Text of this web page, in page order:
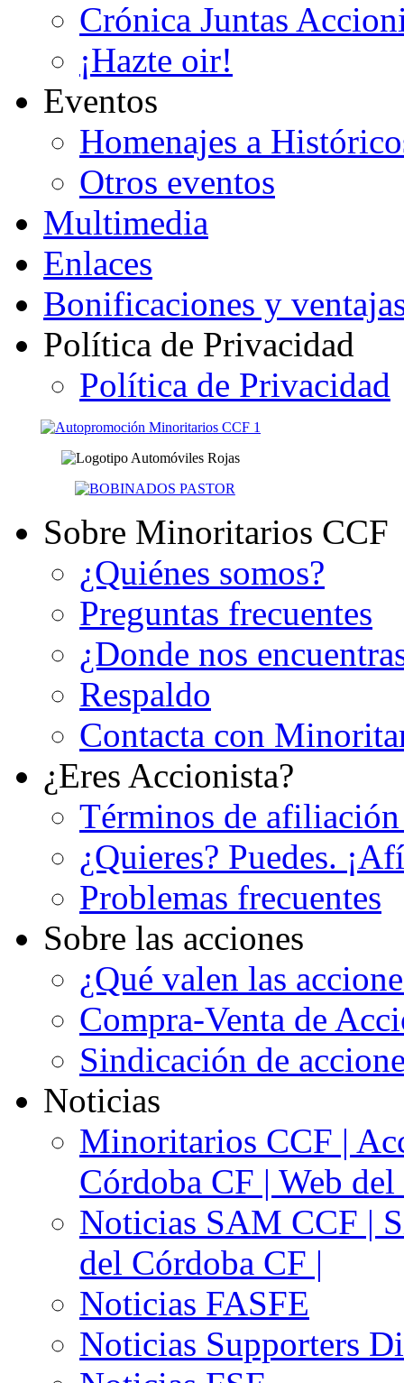
Crónica Juntas
¡Hazte oir!
Eventos
Homenajes a
Otros eventos
Multimedia
Enlaces
Bonificaciones y
Política de Privacidad
Política de Privacidad
Sobre Minoritarios CCF
¿Quiénes somos?
Preguntas frecuentes
¿Donde nos
Respaldo
Contacta con
¿Eres Accionista?
Términos de
¿Quieres? Puedes.
Problemas frecuentes
Sobre las acciones
¿Qué valen las
Compra-Venta de
Sindicación de
Noticias
Minoritarios CCF |
Córdoba CF | Web
Noticias SAM CCF |
del Córdoba CF |
Noticias FASFE
Noticias Supporters